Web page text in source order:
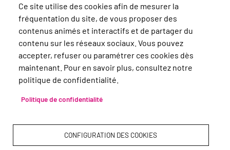
Jeudi de 14h à 17h
Ce site utilise des cookies afin de mesurer la
fréquentation du site, de vous proposer des
contenus animés et interactifs et de partager du
contenu sur les réseaux sociaux. Vous pouvez
accepter, refuser ou paramétrer ces cookies dès
maintenant. Pour en savoir plus, consultez notre
politique de confidentialité.
Politique de confidentialité
CONFIGURATION DES COOKIES